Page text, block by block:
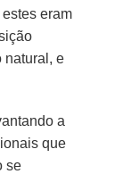
eram
natural, e
a
que
se